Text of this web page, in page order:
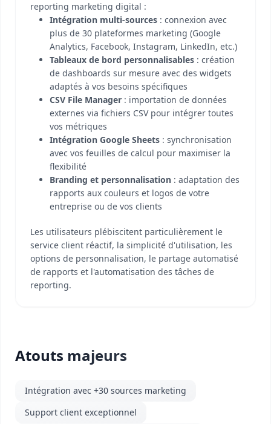
reporting marketing digital :
Intégration multi-sources : connexion avec
plus de 30 plateformes marketing (Google
Analytics, Facebook, Instagram, LinkedIn, etc.)
Tableaux de bord personnalisables : création
de dashboards sur mesure avec des widgets
adaptés à vos besoins spécifiques
CSV File Manager : importation de données
externes via fichiers CSV pour intégrer toutes
vos métriques
Intégration Google Sheets : synchronisation
avec vos feuilles de calcul pour maximiser la
flexibilité
Branding et personnalisation : adaptation des
rapports aux couleurs et logos de votre
entreprise ou de vos clients
Les utilisateurs plébiscitent particulièrement le
service client réactif, la simplicité d'utilisation, les
options de personnalisation, le partage automatisé
de rapports et l'automatisation des tâches de
reporting.
Atouts majeurs
Intégration avec +30 sources marketing
Support client exceptionnel